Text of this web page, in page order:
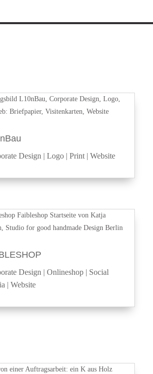
Design |Logo |Print |Website
Design |Onlineshop | Social
|Website